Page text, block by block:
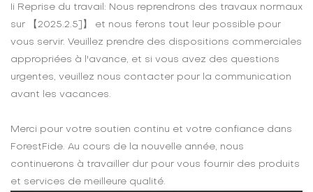
Ii Reprise du travail: Nous reprendrons des travaux normaux
sur 【2025.2.5]】 et nous ferons tout leur possible pour
vous servir. Veuillez prendre des dispositions commerciales
appropriées à l'avance, et si vous avez des questions
urgentes, veuillez nous contacter pour la communication
avant les vacances.
Merci pour votre soutien continu et votre confiance dans
ForestFide. Au cours de la nouvelle année, nous
continuerons à travailler dur pour vous fournir des produits
et services de meilleure qualité.